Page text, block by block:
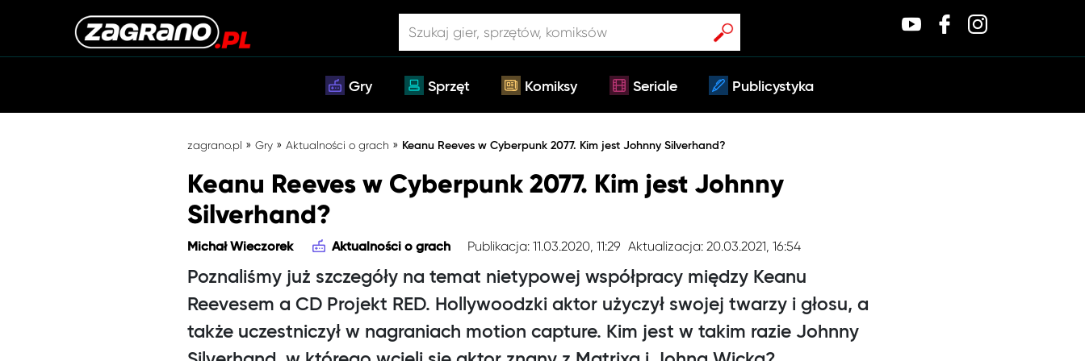
Gry Sprzęt Komiksy Seriale Publicystyka
zagrano.pl » Gry » Aktualności o grach » Keanu Reeves w Cyberpunk 2077. Kim jest Johnny Silverhand?
Keanu Reeves w Cyberpunk 2077. Kim jest Johnny
Silverhand?
Michał Wieczorek Aktualności o grach Publikacja: 11.03.2020, 11:29 Aktualizacja: 20.03.2021, 16:54
Poznaliśmy już szczegóły na temat nietypowej współpracy między Keanu
Reevesem a CD Projekt RED. Hollywoodzki aktor użyczył swojej twarzy i głosu, a
także uczestniczył w nagraniach motion capture. Kim jest w takim razie Johnny